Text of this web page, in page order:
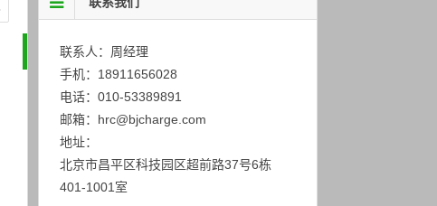
联系人：周经理
手机：18911656028
电话：010-53389891
邮箱：hrc@bjcharge.com
地址：
北京市昌平区科技园区超前路37号6栋
401-1001室